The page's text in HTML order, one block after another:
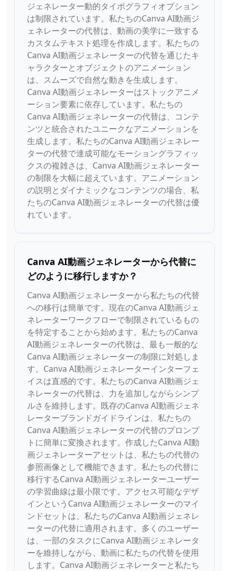
ジェネレーター動的タイポグラフィオプション
は制限されています。私たちのCanva AI動画ジ
ェネレーターの代替は、動画の美学に一致する
カスタムテキスト処理を作成します。私たちの
Canva AI動画ジェネレーターの代替を通じたキ
ャラクターとオブジェクトのアニメーション
は、スムーズで自然な動きを生成します。
Canva AI動画ジェネレーターはストックアニメ
ーション要素に依存しています。私たちの
Canva AI動画ジェネレーターの代替は、コンテ
ンツと統合されたユニークなアニメーションを
生成します。私たちのCanva AI動画ジェネレー
ターの代替で達成可能なモーショングラフィッ
クスの複雑さは、Canva AI動画ジェネレーター
の制限を大幅に超えています。アニメーション
の説明とダイナミックなコンテンツの場合、私
たちのCanva AI動画ジェネレーターの代替は優
れています。
Canva AI動画ジェネレーターから代替に
どのように移行しますか？
Canva AI動画ジェネレーターから私たちの代替
への移行は簡単です。現在のCanva AI動画ジェ
ネレーターワークフローで制限されているもの
を特定することから始めます。私たちのCanva
AI動画ジェネレーターの代替は、最も一般的な
Canva AI動画ジェネレーターの制限に対処しま
す。Canva AI動画ジェネレーターインターフェ
イスは直感的です。私たちのCanva AI動画ジェ
ネレーターの代替は、力を追加しながらシンプ
ルさを維持します。既存のCanva AI動画ジェネ
レーターブランドガイドラインは、私たちの
Canva AI動画ジェネレーターの代替のプロンプ
トに簡単に変換されます。作成したCanva AI動
画ジェネレーターアセットは、私たちの代替の
参照画像として機能できます。私たちの代替に
移行するCanva AI動画ジェネレーターユーザー
の学習曲線は最小限です。アクセス可能なデザ
インというCanva AI動画ジェネレーターのマイ
ンドセットは、私たちのCanva AI動画ジェネレ
ーターの代替に適用されます。多くのユーザー
は、一部のタスクにCanva AI動画ジェネレータ
ーを維持しながら、動画に私たちの代替を使用
します。Canva AI動画ジェネレーターと私たち